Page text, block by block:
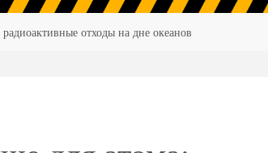
отходы на дне океанов